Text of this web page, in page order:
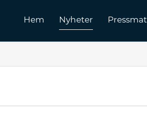
Hem Nyheter